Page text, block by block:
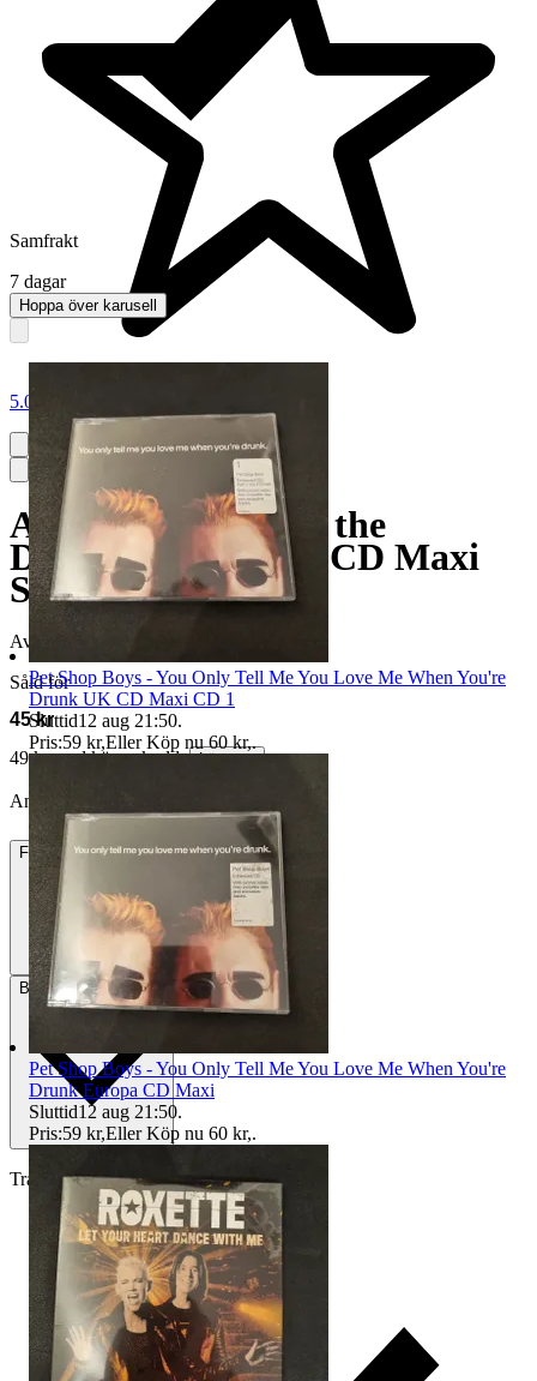
5.0
Alcazar - Crying at the
Discoteque Europa CD Maxi
Signerad
Avslutad
Såld för
45 kr
49 kr med köparskydd. Läs mer
Annonsen är avslutad. Såld med Köp nu.
FraktFrån 44 kr
BetalningVia Tradera
Traderas köparskydd
Samfrakt
7 dagar
Hoppa över karusell
Pet Shop Boys - You Only Tell Me You Love Me When You're
Drunk UK CD Maxi CD 1
Sluttid12 aug 21:50.
Pris:59 kr,Eller Köp nu 60 kr,.
Pet Shop Boys - You Only Tell Me You Love Me When You're
Drunk Europa CD Maxi
Sluttid12 aug 21:50.
Pris:59 kr,Eller Köp nu 60 kr,.